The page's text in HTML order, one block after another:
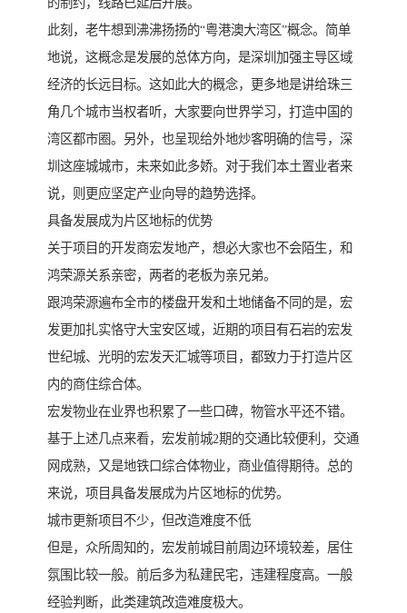
的制约，线路已延后开展。
此刻，老牛想到沸沸扬扬的“粤港澳大湾区”概念。简单
地说，这概念是发展的总体方向，是深圳加强主导区域
经济的长远目标。这如此大的概念，更多地是讲给珠三
角几个城市当权者听，大家要向世界学习，打造中国的
湾区都市圈。另外，也呈现给外地炒客明确的信号，深
圳这座城城市，未来如此多娇。对于我们本土置业者来
说，则更应坚定产业向导的趋势选择。
具备发展成为片区地标的优势
关于项目的开发商宏发地产，想必大家也不会陌生，和
鸿荣源关系亲密，两者的老板为亲兄弟。
跟鸿荣源遍布全市的楼盘开发和土地储备不同的是，宏
发更加扎实恪守大宝安区域，近期的项目有石岩的宏发
世纪城、光明的宏发天汇城等项目，都致力于打造片区
内的商住综合体。
宏发物业在业界也积累了一些口碑，物管水平还不错。
基于上述几点来看，宏发前城2期的交通比较便利，交通
网成熟，又是地铁口综合体物业，商业值得期待。总的
来说，项目具备发展成为片区地标的优势。
城市更新项目不少，但改造难度不低
但是，众所周知的，宏发前城目前周边环境较差，居住
氛围比较一般。前后多为私建民宅，违建程度高。一般
经验判断，此类建筑改造难度极大。